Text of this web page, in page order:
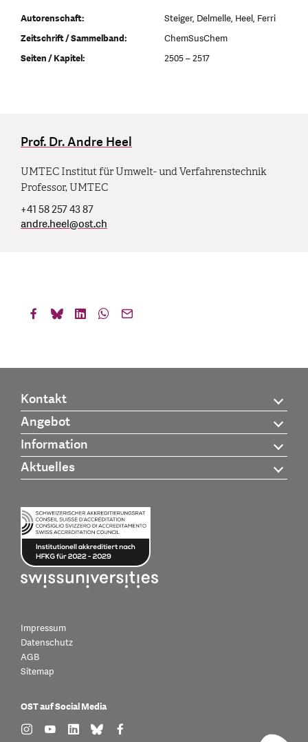
Autorenschaft:
Steiger, Delmelle, Heel, Ferri
Zeitschrift / Sammelband:
ChemSusChem
Seiten / Kapitel:
2505 – 2517
Prof. Dr. Andre Heel
UMTEC Institut für Umwelt- und Verfahrenstechnik
Professor, UMTEC
+41 58 257 43 87
andre.heel@ost.ch
Kontakt
Angebot
Information
Aktuelles
Impressum
Datenschutz
AGB
Sitemap
OST auf Social Media
find us on: instagram
find us on: youtube
find us on: linkedin
find us on: bluesky
find us on: facebook